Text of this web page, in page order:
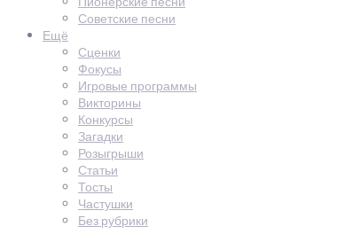
Советские песни
Ещё
Сценки
Фокусы
Игровые программы
Викторины
Конкурсы
Загадки
Розыгрыши
Статьи
Тосты
Частушки
Без рубрики